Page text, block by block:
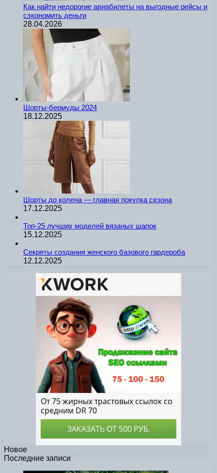
Как найти недорогие авиабилеты на выгодные рейсы и
сэкономить деньги
28.04.2026
Шорты-бермуды 2024
18.12.2025
Шорты до колена — главная покупка сезона
17.12.2025
Топ-25 лучших моделей вязаных шапок
15.12.2025
Секреты создания женского базового гардероба
12.12.2025
Новое
Последние записи